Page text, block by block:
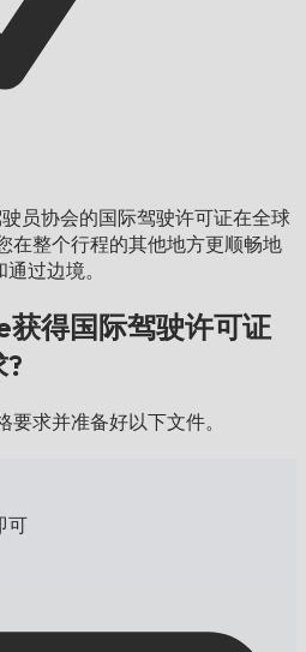
员协会的国际驾驶许可证在全球
在整个行程的其他地方更顺畅地
过边境。
得国际驾驶许可证
求并准备好以下文件。
可